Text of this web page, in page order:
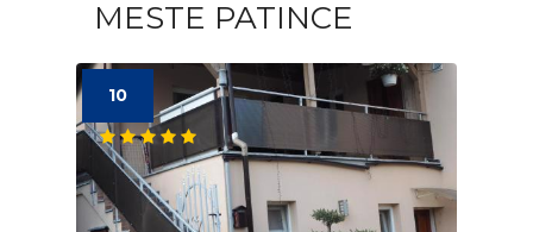
MESTE PATINCE
10